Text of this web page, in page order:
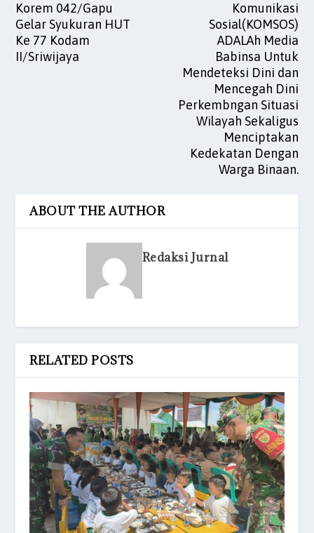
Korem 042/Gapu
Gelar Syukuran HUT
Ke 77 Kodam
II/Sriwijaya
Komunikasi
Sosial(KOMSOS)
ADALAh Media
Babinsa Untuk
Mendeteksi Dini dan
Mencegah Dini
Perkembngan Situasi
Wilayah Sekaligus
Menciptakan
Kedekatan Dengan
Warga Binaan.
ABOUT THE AUTHOR
Redaksi Jurnal
RELATED POSTS